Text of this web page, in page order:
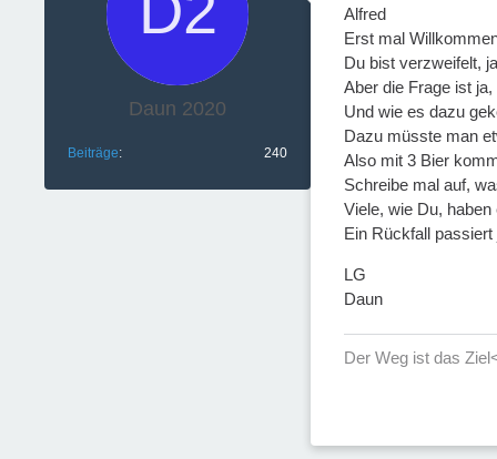
Daun 2020
Beiträge 240
Alfred
Erst mal
Du bist verzweifelt,
Aber die Frage ist
Und wie es dazu
Dazu müsste man
Also mit 3 Bier
Schreibe mal auf,
Viele, wie Du,
Ein Rückfall
LG
Daun
Der Weg ist das